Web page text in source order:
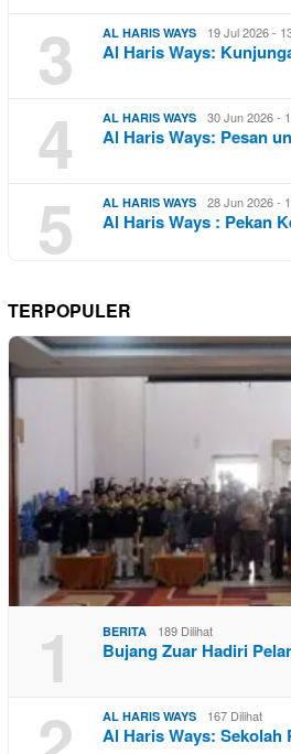
3
AL HARIS WAYS 19 Jul 2026 -
Al Haris Ways:
4 AL HARIS WAYS 30 Jun 2026 -
Al Haris Ways: Pesan
5 AL HARIS WAYS 28 Jun 2026 -
Al Haris Ways : Pekan
TERPOPULER
1 BERITA 189 Dilihat
Bujang Zuar Hadiri
AL HARIS WAYS 167 Dilihat
Al Haris Ways: